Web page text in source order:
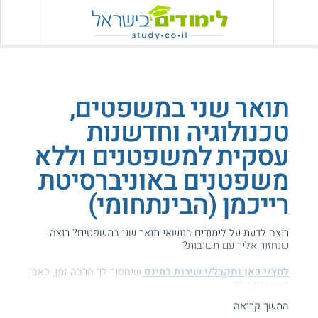
תואר שני במשפטים,
טכנולוגיה וחדשנות
עסקית למשפטנים וללא
משפטנים באוניברסיטת
רייכמן (הבינתחומי)
רוצה לדעת על לימודים בנושאי תואר שני במשפטים? רוצה
שנחזור אליך עם תשובות?
לחץ/י כאן ותקבל/י שירות בחינם שיחסוך לך הרבה זמן, כאבי
הגעת לדף עם מידע על אוניברסיטת רייכמן (הבינתחומי) - תואר
המשך קריאה